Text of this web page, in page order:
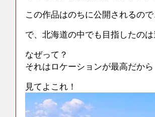
この作品はのちに公開されるの
で、北海道の中でも目指したのは
なぜって？
それはロケーションが最高だから
見てよこれ！